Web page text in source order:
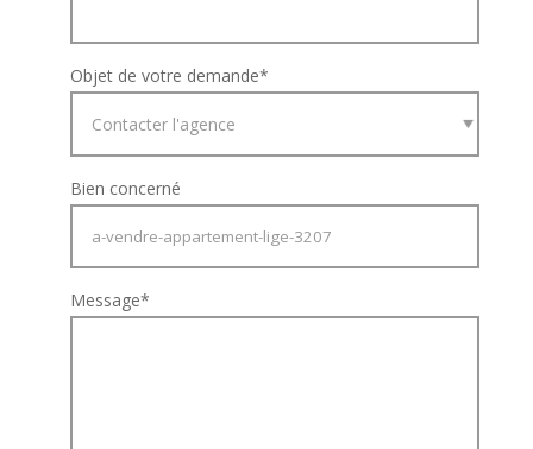
Objet de votre demande*
Bien concerné
Message*